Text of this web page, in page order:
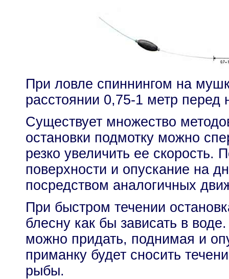
При ловле спиннингом на
расстоянии 0,75-1 метр перед
Существует множество
остановки подмотку можно
резко увеличить ее скорость.
поверхности и опускание на
посредством аналогичных
При быстром течении
блесну как бы зависать в
можно придать, поднимая и
приманку будет сносить
рыбы.